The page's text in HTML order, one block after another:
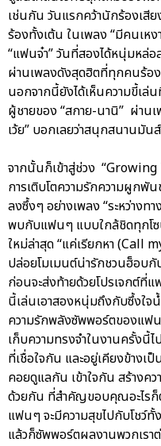
เช่นกัน วันแรกคว้านักร้องเสี
ร้องทั้งเต้น ในเพลง “มีคนเหง
“แฟนจ๋า” วันที่สองได้หนุ่มหล่
ผ่านเพลงดังสุดฮิตที่ทุกคนร้อ
นอกจากนี้ยังได้เห็นความขี้เล่
ผู้ชายของ “สกาย-นานิ” ผ่าน
เว้ย” บอกเลยว่าสนุกสนานมั
จากนั้นก็เข้าสู่ช่วง
การเติบโตความรักความผูกพั
ลงซึ้งๆ อย่างเพลง “ระหว่าง
พบกับแฟนๆ แบบใกล้ชิดทุกโซ
ใหม่ล่าสุด “แค่เรียกหา (Call
ปล่อยโมเมนต์น่ารักชวนฮ็อบ
ก่อนจะส่งท้ายด้วยโปรเจกต์ที่
นี้เล่นเอาสองหนุ่มถึงกับซึ้งใจ
ความรักพลังซัพพอร์ตของแฟ
เก็บความทรงจำในงานครั้ง
ที่เชื่อใจกัน และอยู่เคียงข้าง
คอยดูแลกัน เข้าใจกัน สร้างค
ด้วยกัน ที่สำคัญขอบคุณอะไรก็ต
แฟนๆ จะมีความสุขไปกับโชว์
แล้วก็ซัพพอร์ตผลงานพวกเรา